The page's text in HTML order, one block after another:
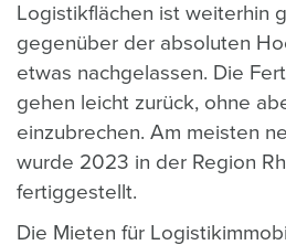
Logistikflächen ist weiterhin
gegenüber der absoluten
etwas nachgelassen. Die
gehen leicht zurück, ohne
einzubrechen. Am meisten
wurde 2023 in der Region
fertiggestellt.
Die Mieten für